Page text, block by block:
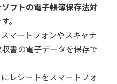
ソフトの電子帳簿保存法対
。
マートフォンやスキャナ
書の電子データを保存で
レシートをスマートフォ